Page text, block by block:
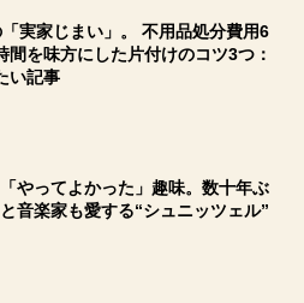
実家じまい」。 不用品処分費用6
間を味方にした片付けのコツ3つ：
い記事
やってよかった」趣味。数十年ぶ
音楽家も愛する“シュニッツェル”